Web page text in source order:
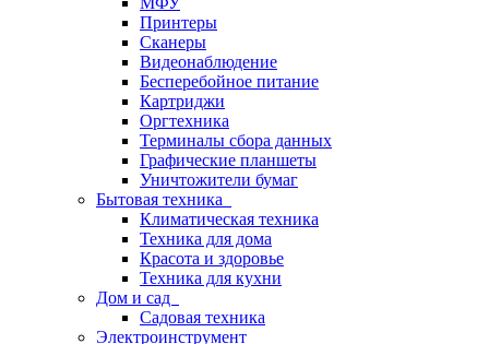
Принтеры
Сканеры
Видеонаблюдение
Бесперебойное питание
Картриджи
Оргтехника
Терминалы сбора данных
Графические планшеты
Уничтожители бумаг
Бытовая техника
Климатическая техника
Техника для дома
Красота и здоровье
Техника для кухни
Дом и сад
Садовая техника
Электроинструмент